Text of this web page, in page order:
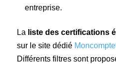
entreprise.
La liste des certifications
sur le site dédié
Différents filtres sont